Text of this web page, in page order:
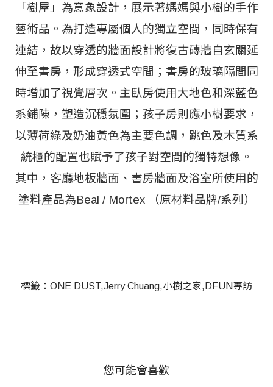
「樹屋」為意象設計，展示著媽媽與小樹的手作
藝術品。為打造專屬個人的獨立空間，同時保有
連結，故以穿透的牆面設計將復古磚牆自玄關延
伸至書房，形成穿透式空間；書房的玻璃隔間同
時增加了視覺層次。主臥房使用大地色和深藍色
系鋪陳，塑造沉穩氛圍；孩子房則應小樹要求，
以薄荷綠及奶油黃色為主要色調，跳色及木質系
統櫃的配置也賦予了孩子對空間的獨特想像。
其中，客廳地板牆面、書房牆面及浴室所使用的
塗料產品為Beal / Mortex （原材料品牌/系列）
標籤： ONE DUST Jerry Chuang 小樹之家 DFUN專訪
您可能會喜歡